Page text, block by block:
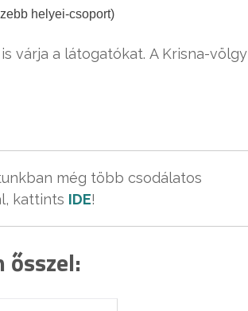
helyei-csoport)
is várja a látogatókat. A Krisna-völgy
még több csodálatos
kattints IDE!